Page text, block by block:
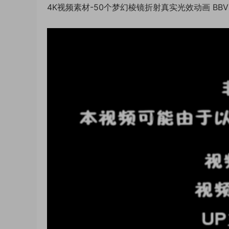
4K视频素材-50个梦幻棱镜折射真实光效动画